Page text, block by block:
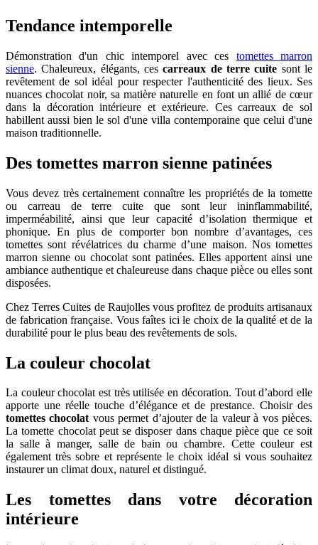
Tendance intemporelle
Démonstration d'un chic intemporel avec ces tomettes marron
sienne. Chaleureux, élégants, cescarreaux de terre cuite sont le
revêtement de sol idéal pour respecter l'authenticité des lieux. Ses
nuances chocolat noir, sa matière naturelle en font un allié de cœur
dans la décoration intérieure et extérieure. Ces carreaux de sol
habillent aussi bien le sol d'une villa contemporaine que celui d'une
maison traditionnelle.
Des tomettes marron sienne patinées
Vous devez très certainement connaître les propriétés de la tomette
ou carreau de terre cuite que sont leur ininflammabilité,
imperméabilité, ainsi que leur capacité d’isolation thermique et
phonique. En plus de comporter bon nombre d’avantages, ces
tomettes sont révélatrices du charme d’une maison. Nos tomettes
marron sienne ou chocolat sont patinées. Elles apportent ainsi une
ambiance authentique et chaleureuse dans chaque pièce ou elles sont
disposées.
Chez Terres Cuites de Raujolles vous profitez de produits artisanaux
de fabrication française. Vous faîtes ici le choix de la qualité et de la
durabilité pour le plus beau des revêtements de sols.
La couleur chocolat
La couleur chocolat est très utilisée en décoration. Tout d’abord elle
apporte une réelle touche d’élégance et de prestance. Choisir des
tomettes chocolatvous permet d’ajouter de la valeur à vos pièces.
La tomette chocolat peut se disposer dans chaque pièce que ce soit
la salle à manger, salle de bain ou chambre. Cette couleur est
également très sobre et représente le choix idéal si vous souhaitez
instaurer un climat doux, naturel et distingué.
Les tomettes dans votre décoration
intérieure